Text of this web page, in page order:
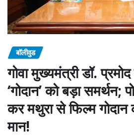
बॉलीवुड
गोवा मुख्यमंत्री डॉ.
‘गोदान’ को बड़ा समर्थन;
कर मथुरा से फिल्म गोदान
मान!